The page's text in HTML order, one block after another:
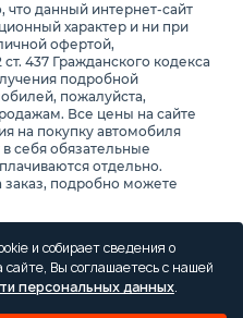
данный интернет-сайт
характер и ни при
офертой,
437 Гражданского кодекса
подробной
пожалуйста,
Все цены на сайте
на покупку автомобиля
себя обязательные
отдельно.
заказ, подробно можете
данные и используя
с обработкой Ваших
условия их обработки.
и собирает сведения о
Вы соглашаетесь с нашей
персональных данных.